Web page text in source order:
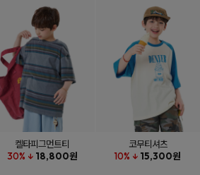
켈타피그먼트티
30% ↓ 18,800원
코무티셔츠
10% ↓ 15,300원